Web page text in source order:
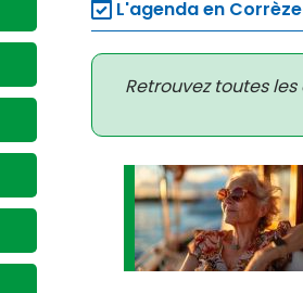
L'agenda en
Retrouvez toutes